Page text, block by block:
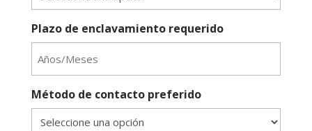
Plazo de enclavamiento requerido
Método de contacto preferido